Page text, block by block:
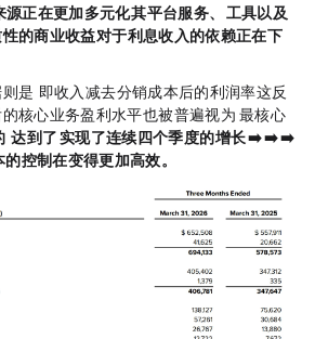
源正在更加多元化，其平台服务、A 工具以及
的商业收益，对于利息收入的依赖正在下
Margin，即收入减去分销成本后的利润率，这反
心业务盈利水平，也被普遍视为 Circle 最核心
Margin 达到了 41%，实现了连续四个季度的增长（36% ➡️ 39% ➡️ 40% ➡️ 41%），
本的控制在变得更加高效。